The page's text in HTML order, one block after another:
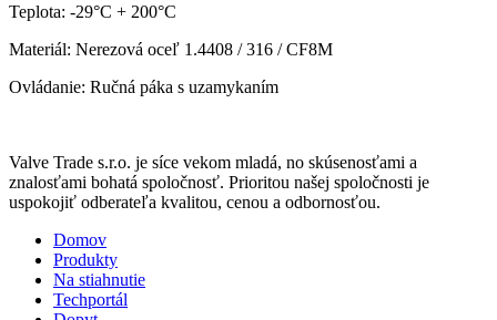
Teplota: -29°C + 200°C
Materiál: Nerezová oceľ 1.4408 / 316 / CF8M
Ovládanie: Ručná páka s uzamykaním
Valve Trade s.r.o. je síce vekom mladá, no skúsenosťami a
znalosťami bohatá spoločnosť. Prioritou našej spoločnosti je
uspokojiť odberateľa kvalitou, cenou a odbornosťou.
Domov
Produkty
Na stiahnutie
Techportál